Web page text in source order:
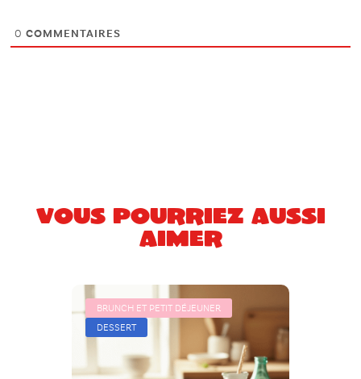
0 COMMENTAIRES
Vous pourriez aussi
aimer
BRUNCH ET PETIT DÉJEUNER
DESSERT